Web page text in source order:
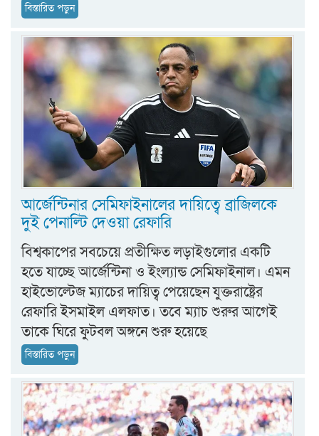
বিস্তারিত পড়ুন
আর্জেন্টিনার সেমিফাইনালের দায়িত্বে ব্রাজিলকে
দুই পেনাল্টি দেওয়া রেফারি
বিশ্বকাপের সবচেয়ে প্রতীক্ষিত লড়াইগুলোর একটি
হতে যাচ্ছে আর্জেন্টিনা ও ইংল্যান্ড সেমিফাইনাল। এমন
হাইভোল্টেজ ম্যাচের দায়িত্ব পেয়েছেন যুক্তরাষ্ট্রের
রেফারি ইসমাইল এলফাত। তবে ম্যাচ শুরুর আগেই
তাকে ঘিরে ফুটবল অঙ্গনে শুরু হয়েছে
বিস্তারিত পড়ুন